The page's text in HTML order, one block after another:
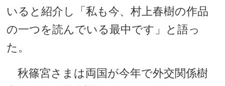
いると紹介し「私も今、村上春樹の作品
の一つを読んでいる最中です」と語っ
た。
秋篠宮さまは両国が今年で外交関係樹